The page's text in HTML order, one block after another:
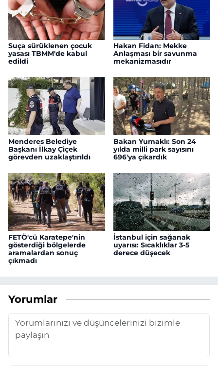
Suça sürüklenen çocuk
yasası TBMM'de kabul
edildi
Hakan Fidan: Mekke
Anlaşması bir savunma
mekanizmasıdır
Menderes Belediye
Başkanı İlkay Çiçek
görevden uzaklaştırıldı
Bakan Yumaklı: Son 24
yılda milli park sayısını
696'ya çıkardık
FETÖ'cü Karatepe'nin
gösterdiği bölgelerde
aramalardan sonuç
çıkmadı
İstanbul için sağanak
uyarısı: Sıcaklıklar 3-5
derece düşecek
Yorumlar